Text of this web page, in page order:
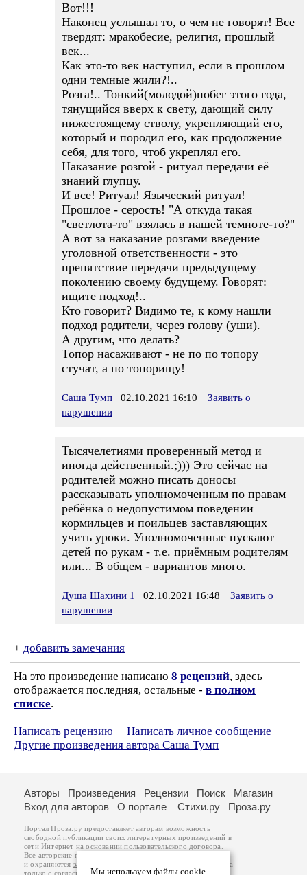
Вот!!!
Наконец услышал то, о чем не говорят! Все
твердят: мракобесие, религия, прошлый
век...
Как это-то век наступил, если в прошлом
одни темные жили?!..
Розга!.. Тонкий(молодой)побег этого года,
тянущийся вверх к свету, дающий силу
нижестоящему стволу, укрепляющий его,
который и породил его, как продолжение
себя, для того, чтоб укреплял его.
Наказание розгой - ритуал передачи её
знаний глупцу.
И все! Ритуал! Языческий ритуал!
Прошлое - серость! "А откуда такая
"светлота-то" взялась в нашей темноте-то?"
А вот за наказание розгами введение
уголовной ответственности - это
препятствие передачи предыдущему
поколению своему будущему. Говорят:
ищите подход!..
Кто говорит? Видимо те, к кому нашли
подход родители, через голову (уши).
А другим, что делать?
Топор насаживают - не по по топору
стучат, а по топорищу!
Саша Тумп 02.10.2021 16:10
Заявить о
нарушении
Тысячелетиями проверенный метод и
иногда действенный.;))) Это сейчас на
родителей можно писать доносы
рассказывать уполномоченным по правам
ребёнка о недопустимом поведении
кормильцев и поильцев заставляющих
учить уроки. Уполномоченные пускают
детей по рукам - т.е. приёмным родителям
или... В общем - вариантов много.
Душа Шахини 1 02.10.2021 16:48
Заявить о
нарушении
+ добавить замечания
На это произведение написано 8 рецензий, здесь
отображается последняя, остальные - в полном
списке.
Написать рецензию
Написать личное сообщение
Другие произведения автора Саша Тумп
Мы используем файлы cookie
Авторы Произведения Рецензии Поиск
Магазин
Вход для авторов
О портале Стихи.ру Проза.ру
Портал Проза.ру предоставляет авторам возможность
свободной публикации своих литературных произведений в
сети Интернет на основаниипользовательского договора
Все авторские права на произведения принадлежат авторам
и охраняются законом
. Перепечатка произведений возможна
только с согласия его автора, к которому вы можете